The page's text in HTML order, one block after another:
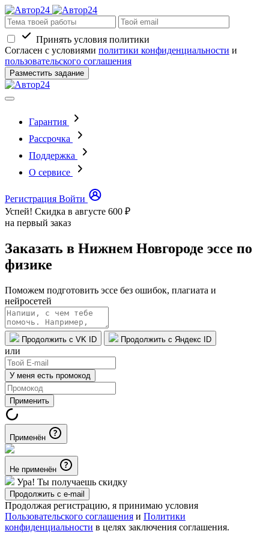
Принять условия политики
Согласен с условиями политики конфиденциальности и
пользовательского соглашения
Разместить задание
Гарантия
Рассрочка
Поддержка
О сервисе
Регистрация Войти
Успей! Скидка в августе 600 ₽
на первый заказ
Заказать в Нижнем Новгороде эссе по
физике
Поможем подготовить эссе без ошибок, плагиата и
нейросетей
Продолжить с VK ID Продолжить с Яндекс ID
или
У меня есть промокод
Применить
Применён
Не применён
Ура! Ты получаешь скидку
Продолжить с e-mail
Продолжая регистрацию, я принимаю условия
Пользовательского соглашения и Политики
конфиденциальности в целях заключения соглашения.